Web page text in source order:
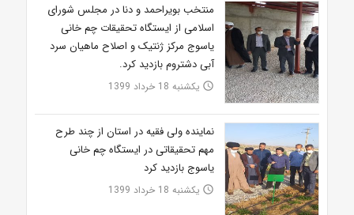
منتخب بویراحمد و دنا در مجلس شورای
اسلامی از ایستگاه تحقیقات چم خانی
یاسوج مرکز ژنتیک و اصلاح ماهیان سرد
آبی دشتروم بازدید کرد.
access_time یکشنبه 18 خرداد 1399
نماینده ولی فقیه در استان از چند طرح
مهم تحقیقاتی در ایستگاه چم خانی
یاسوج بازدید کرد
access_time یکشنبه 18 خرداد 1399